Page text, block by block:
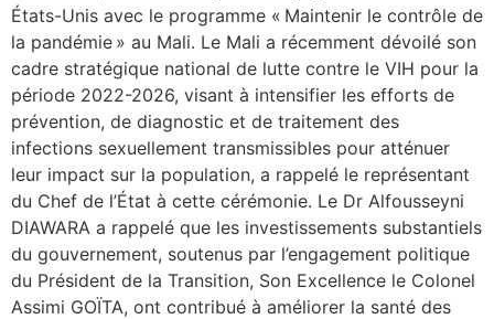
États-Unis avec le programme « Maintenir le contrôle de
la pandémie » au Mali. Le Mali a récemment dévoilé son
cadre stratégique national de lutte contre le VIH pour la
période 2022-2026, visant à intensifier les efforts de
prévention, de diagnostic et de traitement des
infections sexuellement transmissibles pour atténuer
leur impact sur la population, a rappelé le représentant
du Chef de l’État à cette cérémonie. Le Dr Alfousseyni
DIAWARA a rappelé que les investissements substantiels
du gouvernement, soutenus par l’engagement politique
du Président de la Transition, Son Excellence le Colonel
Assimi GOÏTA, ont contribué à améliorer la santé des